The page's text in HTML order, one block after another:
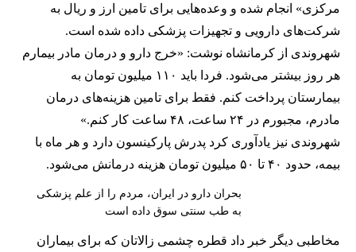
مرکزی» انجام شده و وعده‌هایی برای تامین ارز و ریال به
شرکت‌های دارویی و تجهیزات پزشکی داده شده است.
شهروندی از کرمانشاه نوشت: «خرج دارو و درمان مادر بیمارم
هر روز بیشتر می‌شود. فردا باید ۱۱۰ میلیون تومان به
بیمارستان پرداخت کنم. فقط برای تامین هزینه‌های درمان
مادرم، مجبورم در ۲۴ ساعت، ۴۸ ساعت کار کنم.»
شهروندی نیز یادآوری کرد پدرش پارکینسون دارد و هر ماه با
بیمه، حدود ۴۰ تا ۵۰ میلیون تومان هزینه درمانش می‌شود.
بحران دارو در ایران، مردم را از علم پزشکی
به طب سنتی سوق داده است
مخاطبی دیگر خبر داد قطره چشمی زالاتان که برای بیماران